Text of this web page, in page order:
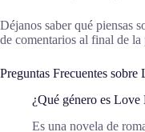
Déjanos saber qué piensas
de comentarios al final de la
Preguntas Frecuentes
¿Qué género es Love
Es una novela de